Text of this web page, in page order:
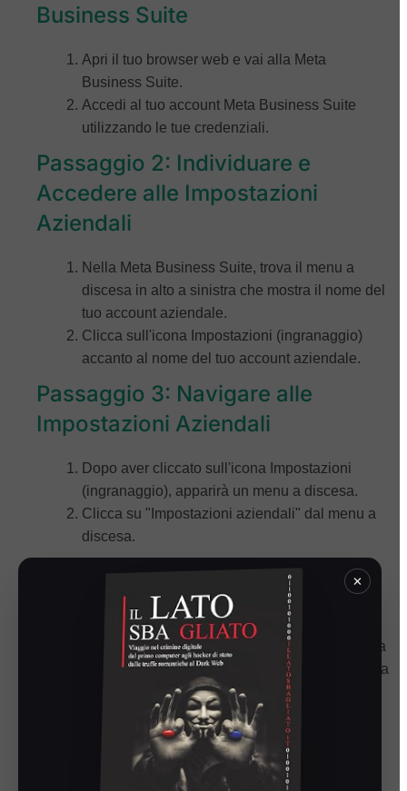
×
Business Suite
Apri il tuo browser web e vai alla Meta
Business Suite.
Accedi al tuo account Meta Business Suite
utilizzando le tue credenziali.
Passaggio 2: Individuare e
Accedere alle Impostazioni
Aziendali
Nella Meta Business Suite, trova il menu a
discesa in alto a sinistra che mostra il nome del
tuo account aziendale.
Clicca sull'icona Impostazioni (ingranaggio)
accanto al nome del tuo account aziendale.
Passaggio 3: Navigare alle
Impostazioni Aziendali
Dopo aver cliccato sull'icona Impostazioni
(ingranaggio), apparirà un menu a discesa.
Clicca su "Impostazioni aziendali" dal menu a
discesa.
Passaggio 4: Accedere a
WhatsApp Manager
Nella sezione Impostazioni Aziendali, individua
e clicca su "Account WhatsApp" sotto la scheda
"Account" nella barra laterale.
Seleziona il tuo account WhatsApp e clicca
sulla scheda "Impostazioni" per trovare
WhatsApp Manager.
Apri WhatsApp Manager.